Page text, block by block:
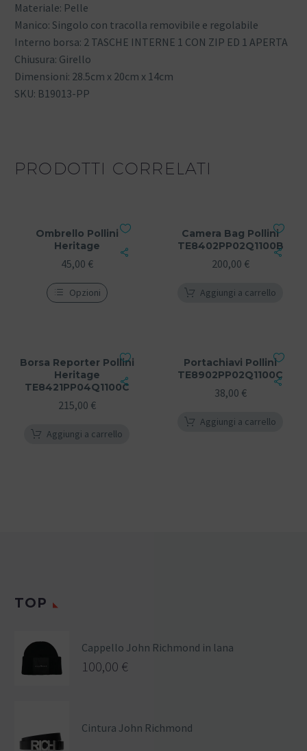
Materiale: Pelle
Manico: Singolo con tracolla removibile e regolabile
Interno borsa: 2 TASCHE INTERNE 1 CON ZIP ED 1 APERTA
Chiusura: Girello
Dimensioni: 28.5cm x 20cm x 14cm
SKU: B19013-PP
PRODOTTI CORRELATI
Ombrello Pollini
Heritage
45,00 €
Opzioni
Camera Bag Pollini
TE8402PP02Q1100B
200,00 €
Aggiungi a carrello
Borsa Reporter Pollini
Heritage
TE8421PP04Q1100C
215,00 €
Aggiungi a carrello
Portachiavi Pollini
TE8902PP02Q1100C
38,00 €
Aggiungi a carrello
TOP
Cappello John Richmond in lana
100,00 €
Cintura John Richmond